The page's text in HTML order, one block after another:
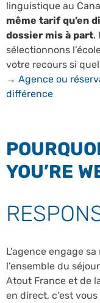
linguistique au
même tarif qu’en
dossier mis à part.
sélectionnons
votre recours si
→ Agence ou
différence
YOU’RE
L’agence engage
l’ensemble du
Atout France et de
en direct, c’est